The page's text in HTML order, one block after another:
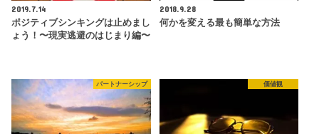
2019.7.14
ポジティブシンキングは止めまし
ょう！〜現実逃避のはじまり編〜
2018.9.28
何かを変える最も簡単な方法
パートナーシップ 価値観